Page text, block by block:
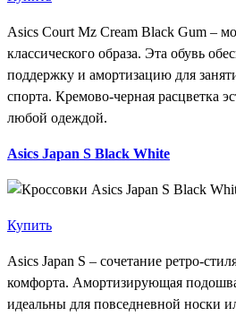
Asics Court Mz Cream Black Gum –
классического образа. Эта обувь
поддержку и амортизацию для
спорта. Кремово-черная расцветка
любой одеждой.
Asics Japan S Black White
Купить
Asics Japan S – сочетание ретро-
комфорта. Амортизирующая
идеальны для повседневной носки